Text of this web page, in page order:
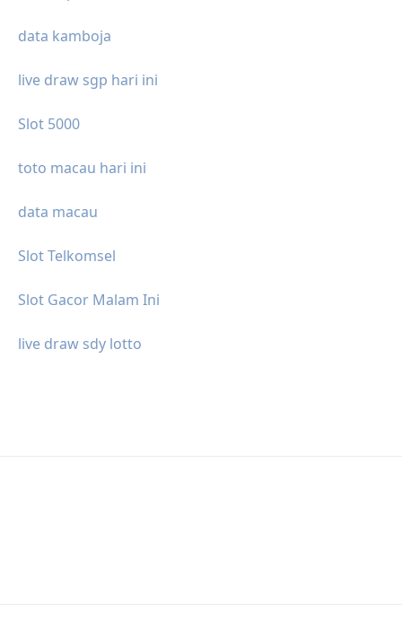
data kamboja
live draw sgp hari ini
Slot 5000
toto macau hari ini
data macau
Slot Telkomsel
Slot Gacor Malam Ini
live draw sdy lotto